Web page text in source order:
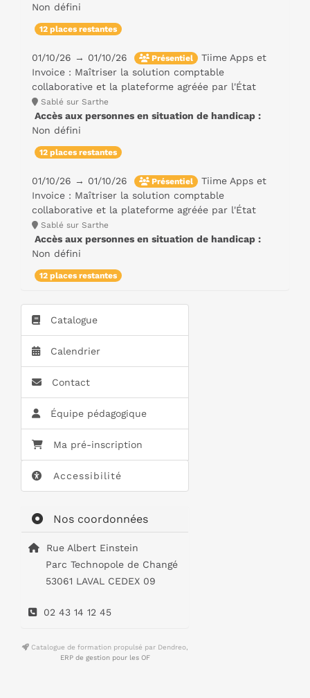
Non défini
12 places restantes
01/10/26 → 01/10/26 Présentiel
Tiime Apps et
Invoice : Maîtriser la solution comptable
collaborative et la plateforme agréée par l'État
Sablé sur Sarthe
Accès aux personnes en situation de handicap :
Non défini
12 places restantes
01/10/26 → 01/10/26 Présentiel
Tiime Apps et
Invoice : Maîtriser la solution comptable
collaborative et la plateforme agréée par l'État
Sablé sur Sarthe
Accès aux personnes en situation de handicap :
Non défini
12 places restantes
Catalogue
Calendrier
Contact
Équipe pédagogique
Ma pré-inscription
Accessibilité
Nos coordonnées
Rue Albert Einstein
Parc Technopole de Changé
53061 LAVAL CEDEX 09
02 43 14 12 45
Catalogue de formation propulsé par Dendreo,
ERP de gestion pour les OF